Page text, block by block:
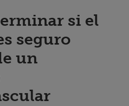
si el
seguro
un